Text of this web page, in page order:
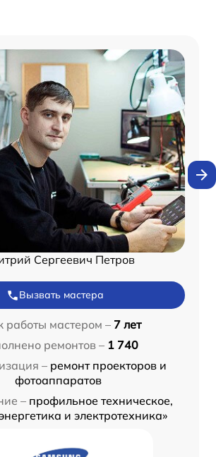
Сергеевич Петров
Вызвать мастера
работы мастером – 7 лет
ремонтов – 1 740
– ремонт проекторов и
фотоаппаратов
– профильное техническое,
и электротехника»